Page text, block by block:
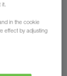
it.
in the cookie
effect by adjusting